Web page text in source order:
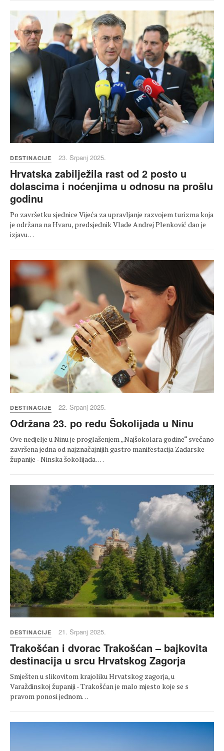
DESTINACIJE 23. Srpanj 2025.
Hrvatska zabilježila rast od 2 posto u
dolascima i noćenjima u odnosu na prošlu
godinu
Po završetku sjednice Vijeća za upravljanje razvojem turizma koja
je održana na Hvaru, predsjednik Vlade Andrej Plenković dao je
izjavu…
DESTINACIJE 22. Srpanj 2025.
Održana 23. po redu Šokolijada u Ninu
Ove nedjelje u Ninu je proglašenjem „Najšokolara godine“ svečano
završena jedna od najznačajnijih gastro manifestacija Zadarske
županije - Ninska šokolijada. …
DESTINACIJE 21. Srpanj 2025.
Trakošćan i dvorac Trakošćan – bajkovita
destinacija u srcu Hrvatskog Zagorja
Smješten u slikovitom krajoliku Hrvatskog zagorja, u
Varaždinskoj županiji - Trakošćan je malo mjesto koje se s
pravom ponosi jednom…